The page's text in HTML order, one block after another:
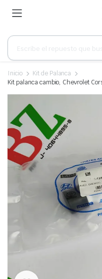
Búsqueda
productos
Inicio
Kit de Palanca
Kit palanca cambio, Chevrolet